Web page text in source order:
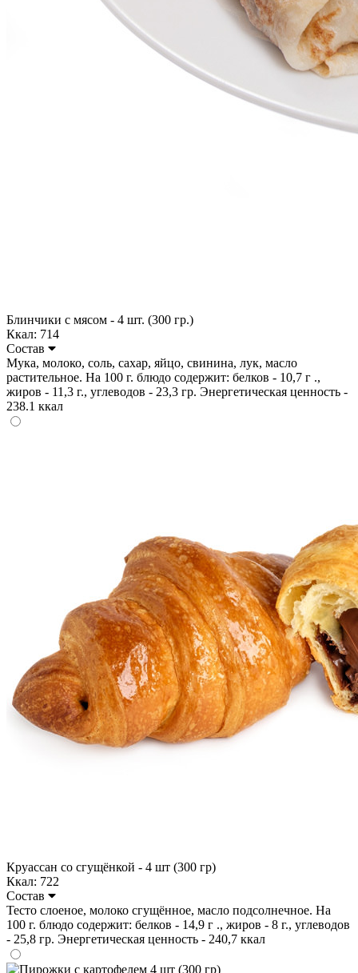
Блинчики с мясом - 4 шт. (300 гр.)
Ккал: 714
Состав
Мука, молоко, соль, сахар, яйцо, свинина, лук, масло
растительное. На 100 г. блюдо содержит: белков - 10,7 г .,
жиров - 11,3 г., углеводов - 23,3 гр. Энергетическая ценность -
238.1 ккал
Круассан со сгущёнкой - 4 шт (300 гр)
Ккал: 722
Состав
Тесто слоеное, молоко сгущённое, масло подсолнечное. На
100 г. блюдо содержит: белков - 14,9 г ., жиров - 8 г., углеводов
- 25,8 гр. Энергетическая ценность - 240,7 ккал